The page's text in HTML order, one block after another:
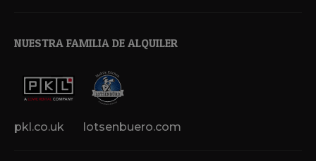
NUESTRA FAMILIA DE ALQUILER
pkl.co.uk lotsenbuero.com